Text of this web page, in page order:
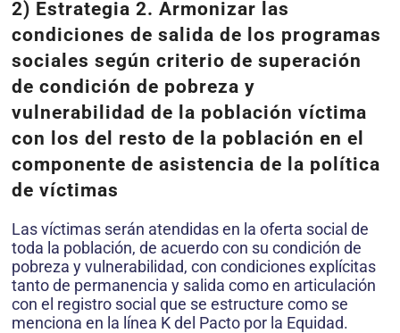
2) Estrategia 2. Armonizar las
condiciones de salida de los programas
sociales según criterio de superación
de condición de pobreza y
vulnerabilidad de la población víctima
con los del resto de la población en el
componente de asistencia de la política
de víctimas
Las víctimas serán atendidas en la oferta social de
toda la población, de acuerdo con su condición de
pobreza y vulnerabilidad, con condiciones explícitas
tanto de permanencia y salida como en articulación
con el registro social que se estructure como se
menciona en la línea K del Pacto por la Equidad.